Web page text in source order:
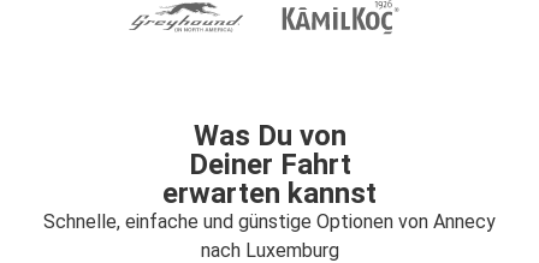
Was Du von
Deiner Fahrt
erwarten kannst
Schnelle, einfache und günstige Optionen von Annecy
nach Luxemburg